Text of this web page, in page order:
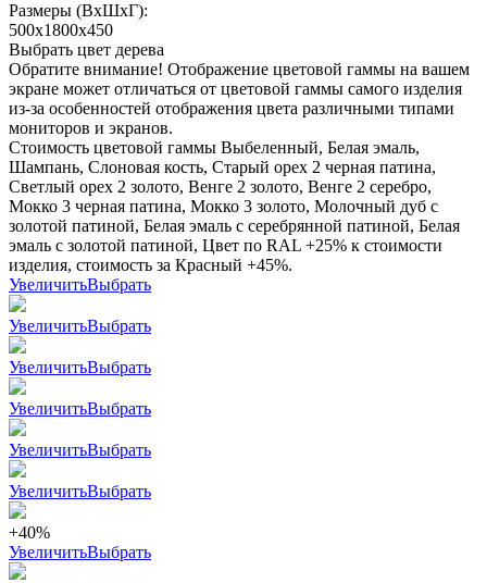
Размеры (ВхШхГ):
500x1800x450
Выбрать цвет дерева
Обратите внимание! Отображение цветовой гаммы на вашем
экране может отличаться от цветовой гаммы самого изделия
из-за особенностей отображения цвета различными типами
мониторов и экранов.
Стоимость цветовой гаммы Выбеленный, Белая эмаль,
Шампань, Слоновая кость, Старый орех 2 черная патина,
Светлый орех 2 золото, Венге 2 золото, Венге 2 серебро,
Мокко 3 черная патина, Мокко 3 золото, Молочный дуб с
золотой патиной, Белая эмаль с серебрянной патиной, Белая
эмаль с золотой патиной, Цвет по RAL +25% к стоимости
изделия, стоимость за Красный +45%.
УвеличитьВыбрать
УвеличитьВыбрать
УвеличитьВыбрать
УвеличитьВыбрать
УвеличитьВыбрать
УвеличитьВыбрать
+40%
УвеличитьВыбрать